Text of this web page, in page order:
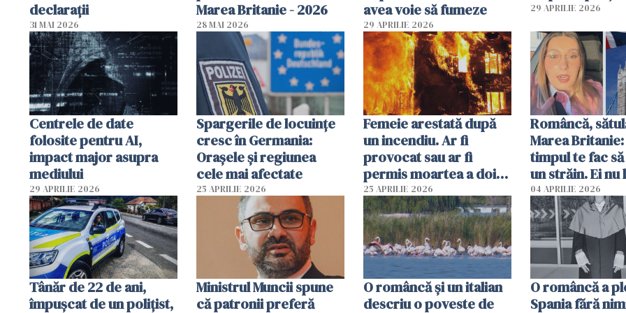
declarații
31 MAI 2026
Marea Britanie - 2026
28 MAI 2026
avea voie să fumeze
29 APRILIE 2026
29 APRILIE 2026
Centrele de date
folosite pentru AI,
impact major asupra
mediului
29 APRILIE 2026
Spargerile de locuințe
cresc în Germania:
Orașele și regiunea
cele mai afectate
25 APRILIE 2026
Femeie arestată după
un incendiu. Ar fi
provocat sau ar fi
permis moartea a doi
copii de 1 an și 3 ani
25 APRILIE 2026
Româncă,
Marea
timpul te fac
un străin. Ei nu
ca noi. În
oamenii sunt
04 APRILIE 2026
Tânăr de 22 de ani,
împușcat de un polițist,
Ministrul Muncii spune
că patronii preferă
O româncă și un italian
descriu o poveste de
O româncă a
Spania fără